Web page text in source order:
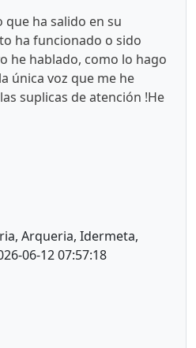
que ha salido en su
ha funcionado o sido
he hablado, como lo hago
única voz que me he
suplicas de atención !He
Arqueria, Idermeta,
06-12 07:57:18